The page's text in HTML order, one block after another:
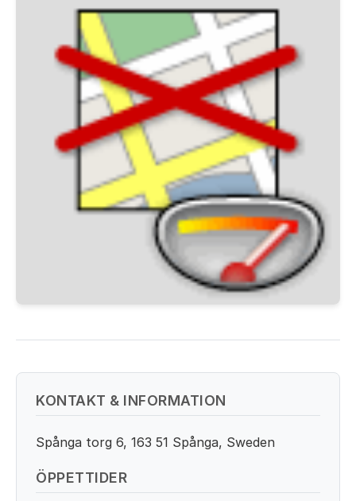
KONTAKT & INFORMATION
Spånga torg 6, 163 51 Spånga, Sweden
ÖPPETTIDER